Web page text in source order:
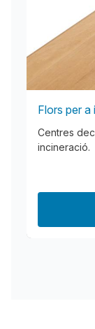
Flors per a
Centres
incineració.